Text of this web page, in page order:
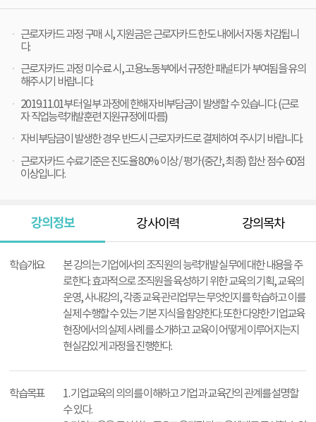
근로자카드 과정 구매 시, 지원금은 근로자카드 한도 내에서 자동 차감됩니
다.
근로자카드 과정 미수료 시, 고용노동부에서 규정한 패널티가 부여됨을 유의
해주시기 바랍니다.
2019.11.01부터 일부 과정에 한해 자비부담금이 발생할 수 있습니다. (근로
자 직업능력개발훈련 지원규정에 따름)
자비부담금이 발생한 경우 반드시 근로자카드로 결제하여 주시기 바랍니다.
근로자카드 수료기준은 진도율 80% 이상 / 평가(중간, 최종) 합산 점수 60점
이상입니다.
강의정보 강사이력 강의목차
학습개요
본 강의는 기업에서의 조직원의 능력개발 실무에 대한 내용을 주
로한다. 효과적으로 조직원을 육성하기 위한 교육의 기획, 교육의
운영, 사내강의, 각종 교육 관리업무는 무엇인지를 학습하고 이를
실제 수행할 수 있는 기본 지식을 함양한다. 또한 다양한 기업교육
현장에서의 실제 사례를 소개하고 교육이 어떻게 이루어지는지
현실감있게 과정을 진행한다.
학습목표
1. 기업교육의 의의를 이해하고 기업과 교육간의 관계를 설명할
수 있다.